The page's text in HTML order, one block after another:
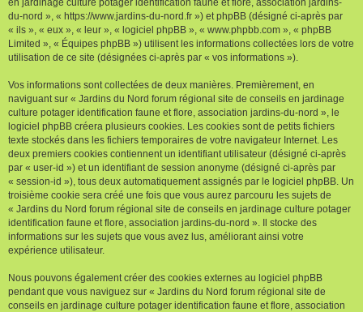
du-nord », « https://www.jardins-du-nord.fr ») et phpBB (désigné ci-après par
« ils », « eux », « leur », « logiciel phpBB », « www.phpbb.com », « phpBB
Limited », « Équipes phpBB ») utilisent les informations collectées lors de votre
utilisation de ce site (désignées ci-après par « vos informations »).
Vos informations sont collectées de deux manières. Premièrement, en
naviguant sur « Jardins du Nord forum régional site de conseils en jardinage
culture potager identification faune et flore, association jardins-du-nord », le
logiciel phpBB créera plusieurs cookies. Les cookies sont de petits fichiers
texte stockés dans les fichiers temporaires de votre navigateur Internet. Les
deux premiers cookies contiennent un identifiant utilisateur (désigné ci-après
par « user-id ») et un identifiant de session anonyme (désigné ci-après par
« session-id »), tous deux automatiquement assignés par le logiciel phpBB. Un
troisième cookie sera créé une fois que vous aurez parcouru les sujets de
« Jardins du Nord forum régional site de conseils en jardinage culture potager
identification faune et flore, association jardins-du-nord ». Il stocke des
informations sur les sujets que vous avez lus, améliorant ainsi votre
expérience utilisateur.
Nous pouvons également créer des cookies externes au logiciel phpBB
pendant que vous naviguez sur « Jardins du Nord forum régional site de
conseils en jardinage culture potager identification faune et flore, association